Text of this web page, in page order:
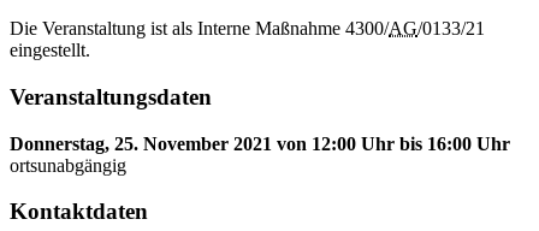
Die Veranstaltung ist als Interne Maßnahme 4300/AG/0133/21
eingestellt.
Veranstaltungsdaten
Donnerstag, 25. November 2021 von 12:00 Uhr bis 16:00 Uhr
ortsunabgängig
Kontaktdaten